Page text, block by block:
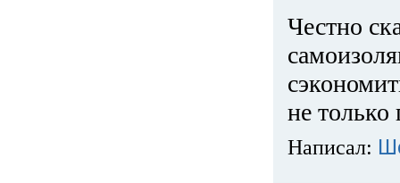
Честно
не только
Написал: